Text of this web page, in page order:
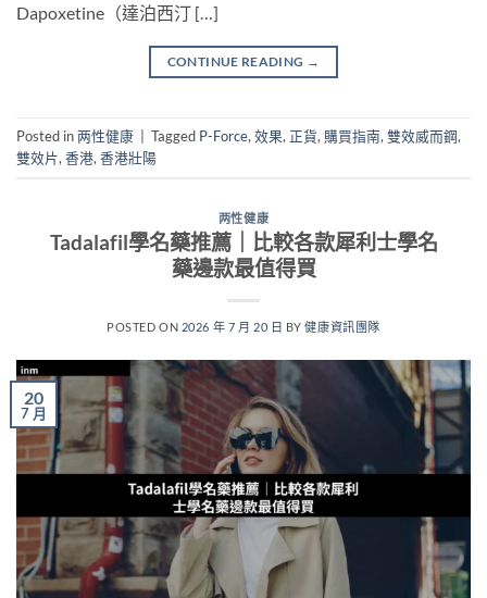
Dapoxetine（達泊西汀 […]
CONTINUE READING →
Posted in两性健康 Tagged P-Force, 效果, 正貨, 購買指南, 雙效威而鋼,
雙效片, 香港, 香港壯陽
两性健康
Tadalafil學名藥推薦｜比較各款犀利士學名
藥邊款最值得買
POSTED ON 2026 年 7 月 20 日 BY健康資訊團隊
20
7 月